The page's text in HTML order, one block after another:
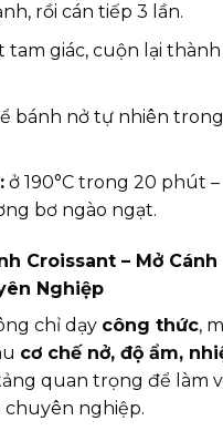
rồi cán tiếp 3 lần.
tam giác, cuộn lại
bánh nở tự nhiên
ở 190°C trong 20 phút
bơ ngào ngạt.
Croissant – Mở Cánh
Nghiệp
chỉ dạy công thức,
cơ chế nở, độ ẩm,
quan trọng để làm
nghiệp.